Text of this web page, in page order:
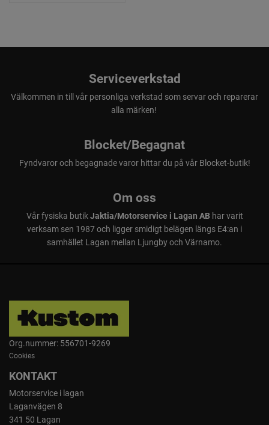
Serviceverkstad
Välkommen in till vår personliga verkstad som servar och reparerar
alla märken!
Blocket/Begagnat
Fyndvaror och begagnade varor hittar du på vår Blocket-butik!
Om oss
Vår fysiska butikJaktia/Motorservice i Lagan ABhar varit
verksam sen 1987 och ligger smidigt belägen längs E4:an i
samhället Lagan mellan Ljungby och Värnamo.
Org.nummer: 556701-9269
Cookies
KONTAKT
Motorservice i lagan
Laganvägen 8
341 50 Lagan